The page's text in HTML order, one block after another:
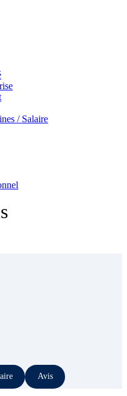
/ Salaire
Avis